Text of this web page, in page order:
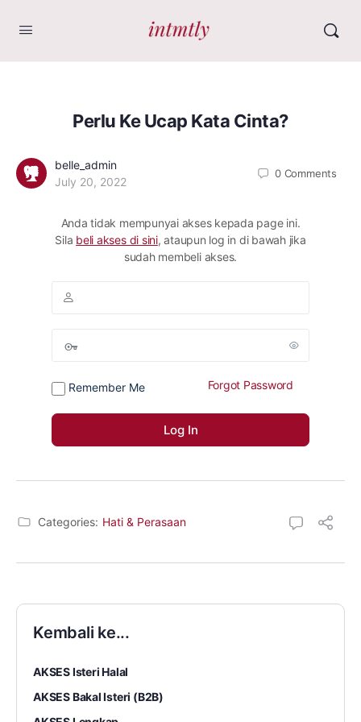
Perlu Ke Ucap Kata Cinta?
belle_admin
July 20, 2022
0 Comments
Anda tidak mempunyai akses kepada page ini.
Sila beli akses di sini, ataupun log in di bawah jika
sudah membeli akses.
Remember Me Forgot Password
Categories: Hati & Perasaan
Kembali ke...
AKSES Isteri Halal
AKSES Bakal Isteri (B2B)